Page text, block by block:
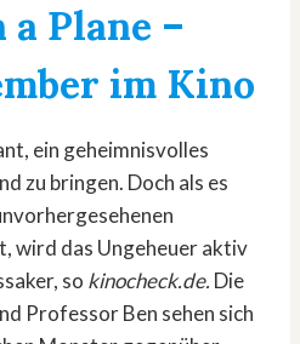
Plane –
im Kino
ein geheimnisvolles
zu bringen. Doch als es
wird das Ungeheuer aktiv
so kinocheck.de. Die
Professor Ben sehen sich